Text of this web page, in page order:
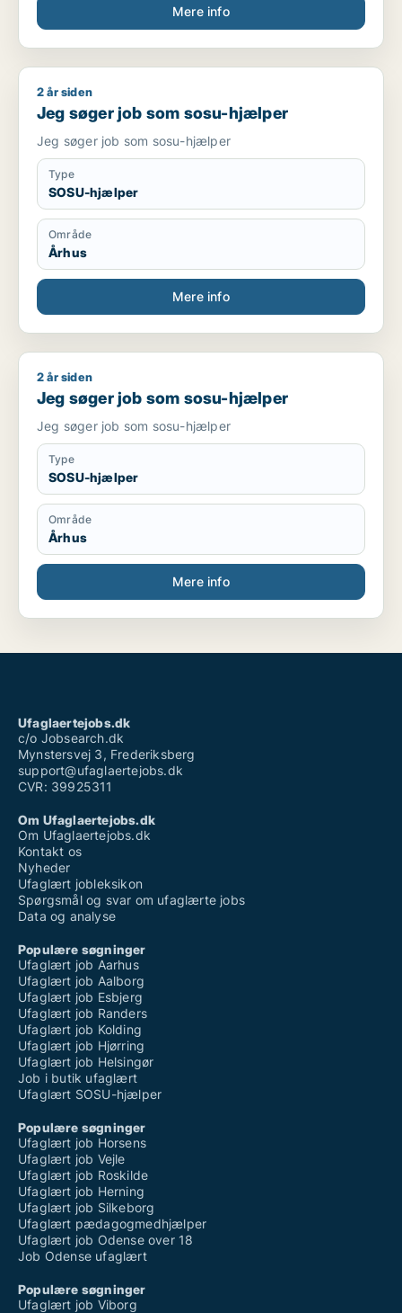
Mere info
Jeg søger job som sosu-hjælper
2 år siden
Jeg søger job som sosu-hjælper
Jeg søger job som sosu-hjælper
Type
SOSU-hjælper
Område
Århus
Mere info
Jeg søger job som sosu-hjælper
2 år siden
Jeg søger job som sosu-hjælper
Jeg søger job som sosu-hjælper
Type
SOSU-hjælper
Område
Århus
Mere info
Ufaglaertejobs.dk
c/o Jobsearch.dk
Mynstersvej 3, Frederiksberg
support@ufaglaertejobs.dk
CVR: 39925311
Om Ufaglaertejobs.dk
Om Ufaglaertejobs.dk
Kontakt os
Nyheder
Ufaglært jobleksikon
Spørgsmål og svar om ufaglærte jobs
Data og analyse
Populære søgninger
Ufaglært job Aarhus
Ufaglært job Aalborg
Ufaglært job Esbjerg
Ufaglært job Randers
Ufaglært job Kolding
Ufaglært job Hjørring
Ufaglært job Helsingør
Job i butik ufaglært
Ufaglært SOSU-hjælper
Populære søgninger
Ufaglært job Horsens
Ufaglært job Vejle
Ufaglært job Roskilde
Ufaglært job Herning
Ufaglært job Silkeborg
Ufaglært pædagogmedhjælper
Ufaglært job Odense over 18
Job Odense ufaglært
Populære søgninger
Ufaglært job Viborg